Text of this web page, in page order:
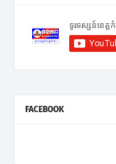
FACEBOOK